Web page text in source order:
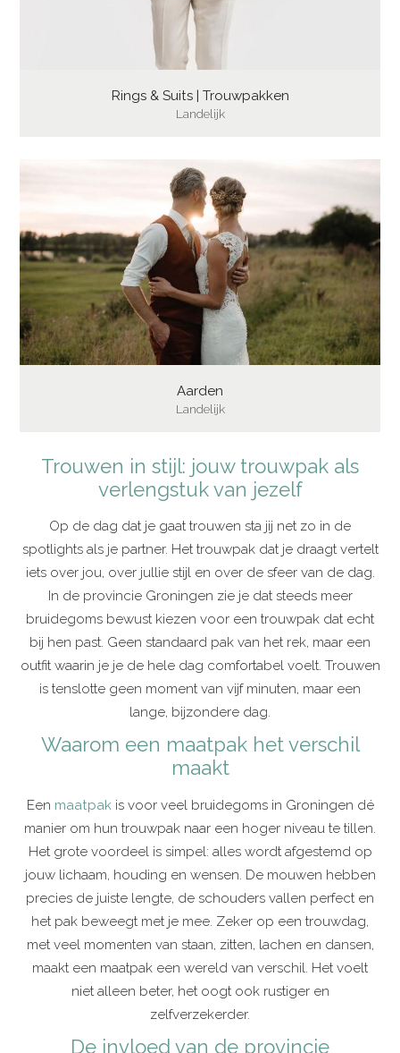
Rings & Suits | Trouwpakken
Landelijk
Aarden
Landelijk
Trouwen in stijl: jouw trouwpak als
verlengstuk van jezelf
Op de dag dat je gaat trouwen sta jij net zo in de
spotlights als je partner. Het trouwpak dat je draagt vertelt
iets over jou, over jullie stijl en over de sfeer van de dag.
In de provincie Groningen zie je dat steeds meer
bruidegoms bewust kiezen voor een trouwpak dat echt
bij hen past. Geen standaard pak van het rek, maar een
outfit waarin je je de hele dag comfortabel voelt. Trouwen
is tenslotte geen moment van vijf minuten, maar een
lange, bijzondere dag.
Waarom een maatpak het verschil
maakt
Een maatpakis voor veel bruidegoms in Groningen dé
manier om hun trouwpak naar een hoger niveau te tillen.
Het grote voordeel is simpel: alles wordt afgestemd op
jouw lichaam, houding en wensen. De mouwen hebben
precies de juiste lengte, de schouders vallen perfect en
het pak beweegt met je mee. Zeker op een trouwdag,
met veel momenten van staan, zitten, lachen en dansen,
maakt een maatpak een wereld van verschil. Het voelt
niet alleen beter, het oogt ook rustiger en
zelfverzekerder.
De invloed van de provincie